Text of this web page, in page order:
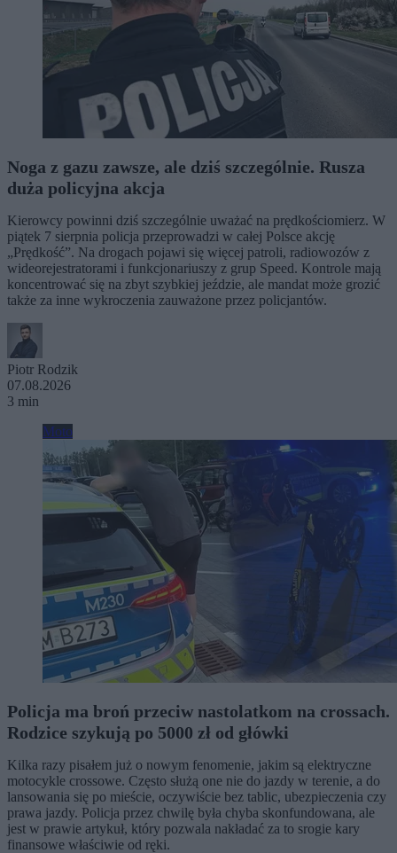
Noga z gazu zawsze, ale dziś szczególnie. Rusza
duża policyjna akcja
Kierowcy powinni dziś szczególnie uważać na prędkościomierz. W
piątek 7 sierpnia policja przeprowadzi w całej Polsce akcję
„Prędkość”. Na drogach pojawi się więcej patroli, radiowozów z
wideorejestratorami i funkcjonariuszy z grup Speed. Kontrole mają
koncentrować się na zbyt szybkiej jeździe, ale mandat może grozić
także za inne wykroczenia zauważone przez policjantów.
Piotr Rodzik
07.08.2026
3 min
Moto
Policja ma broń przeciw nastolatkom na crossach.
Rodzice szykują po 5000 zł od główki
Kilka razy pisałem już o nowym fenomenie, jakim są elektryczne
motocykle crossowe. Często służą one nie do jazdy w terenie, a do
lansowania się po mieście, oczywiście bez tablic, ubezpieczenia czy
prawa jazdy. Policja przez chwilę była chyba skonfundowana, ale
jest w prawie artykuł, który pozwala nakładać za to srogie kary
finansowe właściwie od ręki.